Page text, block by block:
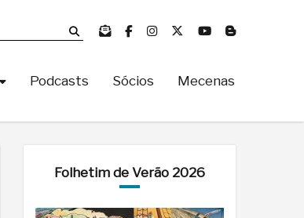
Podcasts Sócios Mecenas
Folhetim de Verão 2026